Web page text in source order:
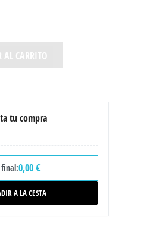
CARRITO
tu compra
final:0,00 €
A LA CESTA